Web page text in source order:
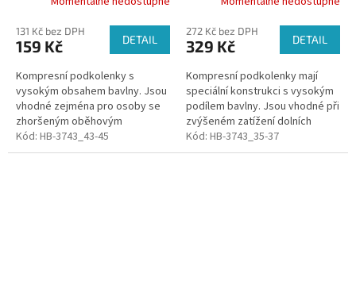
131 Kč bez DPH
159 Kč DETAIL
Kompresní podkolenky s
vysokým obsahem bavlny. Jsou
vhodné zejména pro osoby se
zhoršeným oběhovým
systémem dolních končetin.
Kód: HB-3743_43-45
272 Kč bez DPH
329 Kč DETAIL
Kompresní podkolenky mají
speciální konstrukci s vysokým
podílem bavlny. Jsou vhodné při
zvýšeném zatížení dolních
končetin, působí jako prevence
proti křečovým žilám,
Kód: HB-3743_35-37